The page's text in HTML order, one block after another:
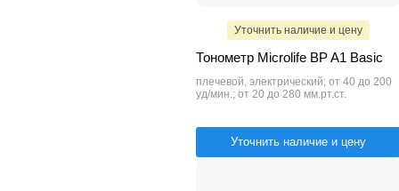
Уточнить наличие и цену
Тонометр Microlife BP A1 Basic
плечевой, электрический; от 40 до 200
уд/мин.; от 20 до 280 мм.рт.ст.
Уточнить наличие и цену